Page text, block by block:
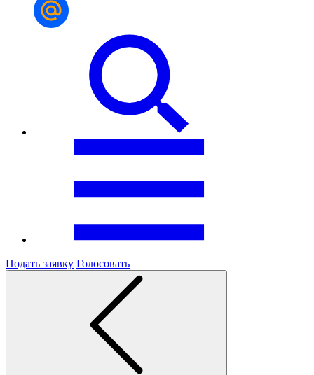
Подать заявку Голосовать